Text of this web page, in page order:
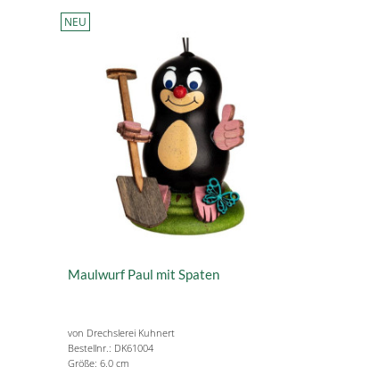
NEU
Maulwurf Paul mit Spaten
von Drechslerei Kuhnert
Bestellnr.: DK61004
Größe: 6.0 cm